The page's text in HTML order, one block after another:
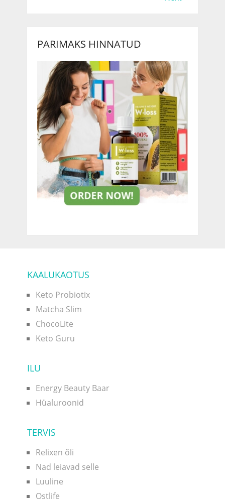
PARIMAKS HINNATUD
KAALUKAOTUS
Keto Probiotix
Matcha Slim
ChocoLite
Keto Guru
ILU
Energy Beauty Baar
Hüaluroonid
TERVIS
Relixen õli
Nad leiavad selle
Luuline
Ostlife